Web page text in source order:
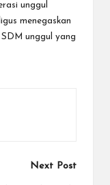
unggul
menegaskan
unggul yang
Next Post